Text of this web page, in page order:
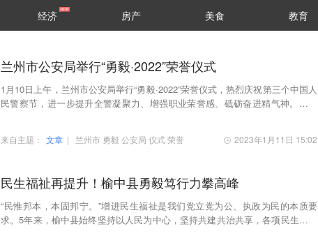
经济 房产 美食 教育
兰州市公安局举行“勇毅·2022”荣誉仪式
1月10日上午，兰州市公安局举行“勇毅·2022”荣誉仪式，热烈庆祝第三个中国人
民警察节，进一步提升全警凝聚力、增强职业荣誉感、砥砺奋进精气神。荣誉
来自主题： 文章 | 兰州市 勇毅公安局 仪式 荣誉 2023年1月11日 15:02
民生福祉再提升！榆中县勇毅笃行力攀高峰
“民惟邦本，本固邦宁。”增进民生福祉是我们党立党为公、执政为民的本质要
求。5年来，榆中县始终坚持以人民为中心，坚持共建共治共享，各项民生事业